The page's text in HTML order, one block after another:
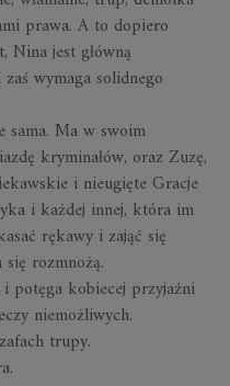
prawa. A to dopiero
Nina jest główną
wymaga solidnego
sama. Ma w swoim
kryminałów, oraz Zuzę,
i nieugięte Gracje
i każdej innej, która im
rękawy i zająć się
rozmnożą.
potęga kobiecej przyjaźni
niemożliwych.
trupy.